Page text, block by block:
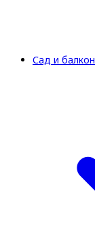
Сад и балкон